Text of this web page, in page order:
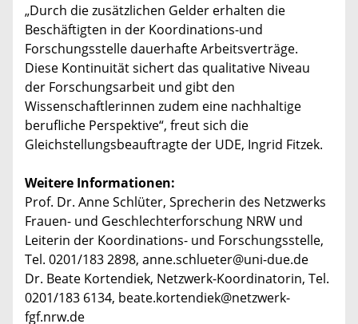
„Durch die zusätzlichen Gelder erhalten die
Beschäftigten in der Koordinations-und
Forschungsstelle dauerhafte Arbeitsverträge.
Diese Kontinuität sichert das qualitative Niveau
der Forschungsarbeit und gibt den
Wissenschaftlerinnen zudem eine nachhaltige
berufliche Perspektive“, freut sich die
Gleichstellungsbeauftragte der UDE, Ingrid Fitzek.
Weitere Informationen:
Prof. Dr. Anne Schlüter, Sprecherin des Netzwerks
Frauen- und Geschlechterforschung NRW und
Leiterin der Koordinations- und Forschungsstelle,
Tel. 0201/183 2898, anne.schlueter@uni-due.de
Dr. Beate Kortendiek, Netzwerk-Koordinatorin, Tel.
0201/183 6134, beate.kortendiek@netzwerk-
fgf.nrw.de